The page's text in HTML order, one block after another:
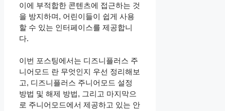
이에 부적합한 콘텐츠에 접근하는 것
을 방지하며, 어린이들이 쉽게 사용
할 수 있는 인터페이스를 제공합니
다.
이번 포스팅에서는 디즈니플러스 주
니어모드 란 무엇인지 우선 정리해보
고, 디즈니플러스 주니어모드 설정
방법 및 해제 방법, 그리고 마지막으
로 주니어모드에서 제공하고 있는 안